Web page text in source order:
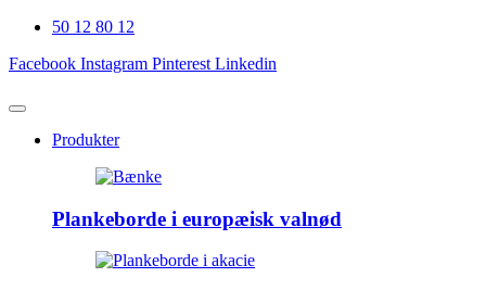
50 12 80 12
Facebook Instagram Pinterest Linkedin
Produkter
Plankeborde i europæisk valnød